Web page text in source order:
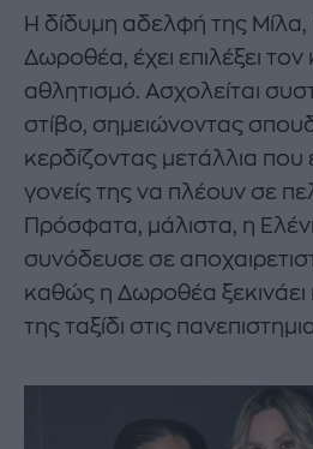
Η δίδυμη αδελφή της Μίλα,
Δωροθέα, έχει επιλέξει τον
αθλητισμό. Ασχολείται
στίβο, σημειώνοντας
κερδίζοντας μετάλλια που
γονείς της να πλέουν σε
Πρόσφατα, μάλιστα, η
συνόδευσε σε
καθώς η Δωροθέα ξεκινάει
της ταξίδι στις